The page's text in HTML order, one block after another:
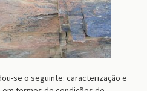
se o seguinte: caracterização e